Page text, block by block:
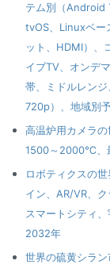
テム別（Android
tvOS、Linuxベー
ット、HDMI）、
イブTV、オンデ
帯、ミドルレン
720p）、地域別
高温炉用カメラ
1500～2000℃、
ロボティクスの
イン、AR/VR、
スマートシティ
2032年
世界の硫黄シラン